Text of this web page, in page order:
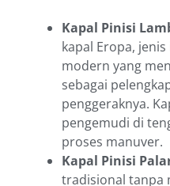
Kapal Pinisi
kapal Eropa,
modern yang
sebagai
penggeraknya.
pengemudi di
proses manuver.
Kapal Pinisi
tradisional tanpa